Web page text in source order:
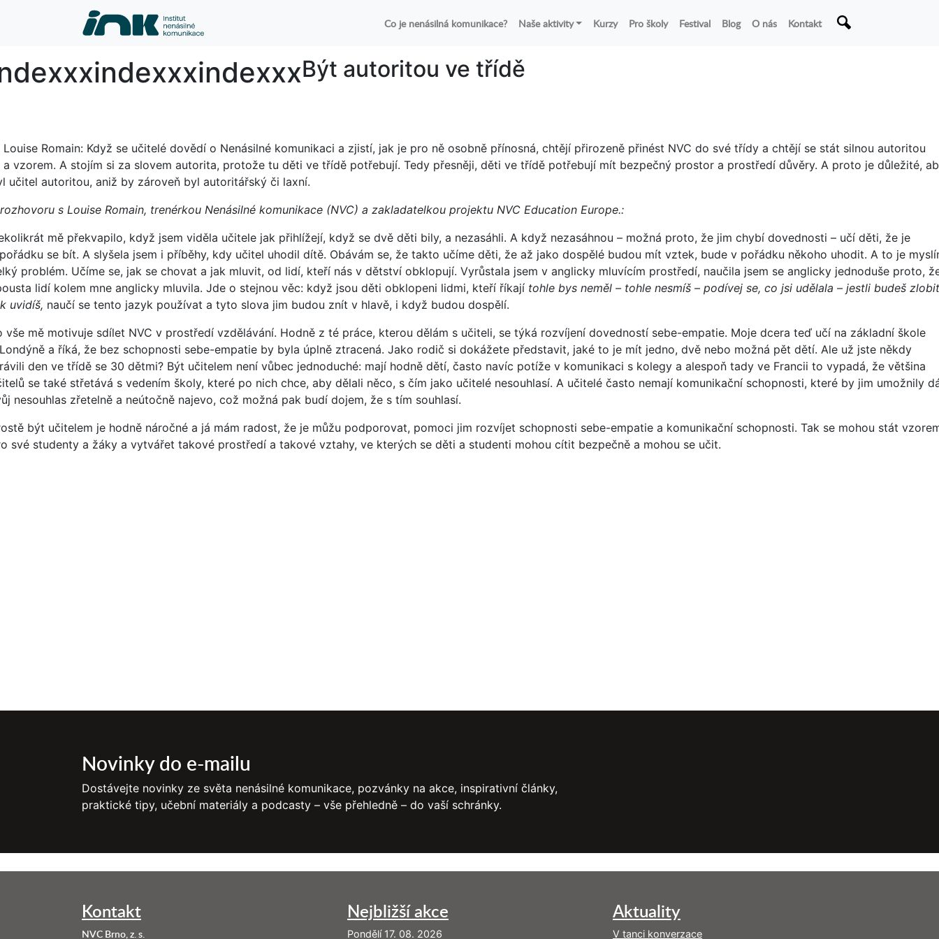
Co je nenásilná komunikace? Naše aktivity Kurzy Pro školy Festival Blog O nás Kontakt
indexxxindexxxBýt autoritou ve třídě
Louise Romain: Když se učitelé dovědí o Nenásilné komunikaci a zjistí, jak je pro ně osobně přínosná, chtějí přirozeně přinést NVC do své třídy a chtějí se stát silnou autoritou
a vzorem. A stojím si za slovem autorita, protože tu děti ve třídě potřebují. Tedy přesněji, děti ve třídě potřebují mít bezpečný prostor a prostředí důvěry. A proto je důležité,
učitel autoritou, aniž by zároveň byl autoritářský či laxní.
s Louise Romain, trenérkou Nenásilné komunikace (NVC) a zakladatelkou projektu NVC Education Europe.:
mě překvapilo, když jsem viděla učitele jak přihlížejí, když se dvě děti bily, a nezasáhli. A když nezasáhnou – možná proto, že jim chybí dovednosti – učí děti, že je
se bít. A slyšela jsem i příběhy, kdy učitel uhodil dítě. Obávám se, že takto učíme děti, že až jako dospělé budou mít vztek, bude v pořádku někoho uhodit. A to je
problém. Učíme se, jak se chovat a jak mluvit, od lidí, kteří nás v dětství obklopují. Vyrůstala jsem v anglicky mluvícím prostředí, naučila jsem se anglicky jednoduše proto,
lidí kolem mne anglicky mluvila. Jde o stejnou věc: když jsou děti obklopeni lidmi, kteří říkají tohle bys neměl – tohle nesmíš – podívej se, co jsi udělala – jestli budeš zlobit
uvidíš, naučí se tento jazyk používat a tyto slova jim budou znít v hlavě, i když budou dospělí.
vše mě motivuje sdílet NVC v prostředí vzdělávání. Hodně z té práce, kterou dělám s učiteli, se týká rozvíjení dovedností sebe-empatie. Moje dcera teď učí na základní škole
a říká, že bez schopnosti sebe-empatie by byla úplně ztracená. Jako rodič si dokážete představit, jaké to je mít jedno, dvě nebo možná pět dětí. Ale už jste někdy
den ve třídě se 30 dětmi? Být učitelem není vůbec jednoduché: mají hodně dětí, často navíc potíže v komunikaci s kolegy a alespoň tady ve Francii to vypadá, že většina
se také střetává s vedením školy, které po nich chce, aby dělali něco, s čím jako učitelé nesouhlasí. A učitelé často nemají komunikační schopnosti, které by jim umožnily
nesouhlas zřetelně a neútočně najevo, což možná pak budí dojem, že s tím souhlasí.
být učitelem je hodně náročné a já mám radost, že je můžu podporovat, pomoci jim rozvíjet schopnosti sebe-empatie a komunikační schopnosti. Tak se mohou stát
své studenty a žáky a vytvářet takové prostředí a takové vztahy, ve kterých se děti a studenti mohou cítit bezpečně a mohou se učit.
Novinky do e-mailu
Dostávejte novinky ze světa nenásilné komunikace, pozvánky na akce, inspirativní články,
praktické tipy, učební materiály a podcasty – vše přehledně – do vaší schránky.
Kontakt
NVC Brno, z. s.
Nejbližší akce
Pondělí 17. 08. 2026
Aktuality
V tanci konverzace